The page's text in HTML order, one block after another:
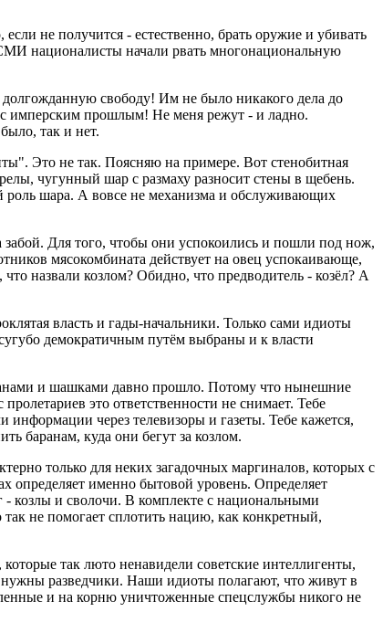
не получится - естественно, брать оружие и убивать
националисты начали рвать многонациональную
свободу! Им не было никакого дела до
с имперским прошлым! Не меня режут - и ладно.
так и нет.
Это не так. Поясняю на примере. Вот стенобитная
чугунный шар с размаху разносит стены в щебень.
роль шара. А вовсе не механизма и обслуживающих
Для того, чтобы они успокоились и пошли под нож,
мясокомбината действует на овец успокаивающе,
назвали козлом? Обидно, что предводитель - козёл? А
власть и гады-начальники. Только сами идиоты
демократичным путём выбраны и к власти
и шашками давно прошло. Потому что нынешние
это ответственности не снимает. Тебе
через телевизоры и газеты. Тебе кажется,
баранам, куда они бегут за козлом.
только для неких загадочных маргиналов, которых с
определяет именно бытовой уровень. Определяет
- козлы и сволочи. В комплекте с национальными
не помогает сплотить нацию, как конкретный,
так люто ненавидели советские интеллигенты,
разведчики. Наши идиоты полагают, что живут в
и на корню уничтоженные спецслужбы никого не